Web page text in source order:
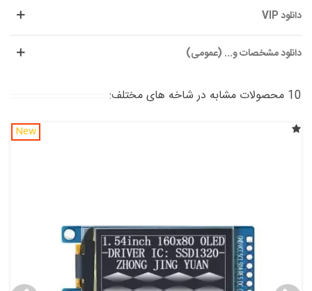
دانلود VIP
دانلود مشخصات و... (عمومی)
10 محصولات مشابه در شاخه های مختلف:
New